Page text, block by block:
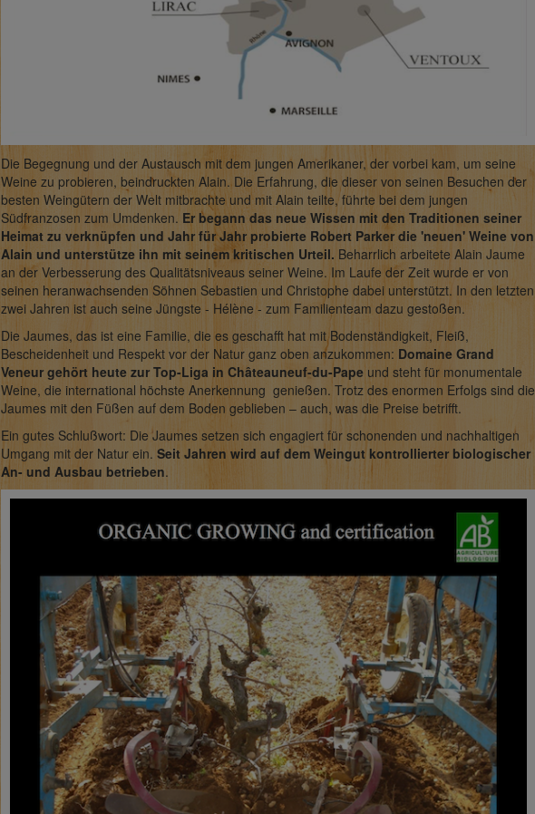
Die Begegnung und der Austausch mit dem jungen Amerikaner, der vorbei kam, um seine
Weine zu probieren, beindruckten Alain. Die Erfahrung, die dieser von seinen Besuchen der
besten Weingütern der Welt mitbrachte und mit Alain teilte, führte bei dem jungen
Südfranzosen zum Umdenken. Er begann das neue Wissen mit den Traditionen seiner
Heimat zu verknüpfen und Jahr für Jahr probierte Robert Parker die 'neuen' Weine von
Alain und unterstütze ihn mit seinem kritischen Urteil. Beharrlich arbeitete Alain Jaume
an der Verbesserung des Qualitätsniveaus seiner Weine. Im Laufe der Zeit wurde er von
seinen heranwachsenden Söhnen Sebastien und Christophe dabei unterstützt. In den letzten
zwei Jahren ist auch seine Jüngste - Hélène - zum Familienteam dazu gestoßen.
Die Jaumes, das ist eine Familie, die es geschafft hat mit Bodenständigkeit, Fleiß,
Bescheidenheit und Respekt vor der Natur ganz oben anzukommen: Domaine Grand
Veneur gehört heute zur Top-Liga in Châteauneuf-du-Pape und steht für monumentale
Weine, die international höchste Anerkennung genießen. Trotz des enormen Erfolgs sind die
Jaumes mit den Füßen auf dem Boden geblieben – auch, was die Preise betrifft.
Ein gutes Schlußwort: Die Jaumes setzen sich engagiert für schonenden und nachhaltigen
Umgang mit der Natur ein. Seit Jahren wird auf dem Weingut kontrollierter biologischer
An- und Ausbau betrieben.